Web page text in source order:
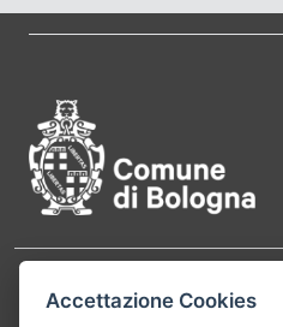
Contatti
Comune di Bologna, Piazza
Accettazione Cookies